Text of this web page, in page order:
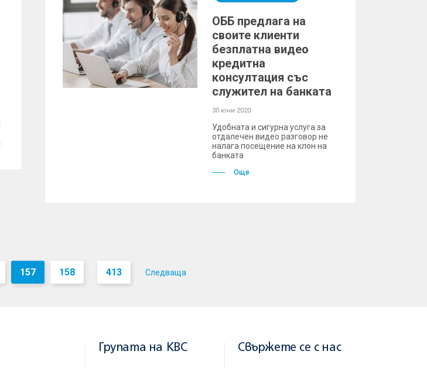
ОББ предлага на
своите клиенти
безплатна видео
кредитна
консултация със
служител на банката
30 юни 2020
Удобната и сигурна услуга за
отдалечен видео разговор не
налага посещение на клон на
банката
Още
157 158 ... 413 Следваща
Групата на KBC Свържете се с нас